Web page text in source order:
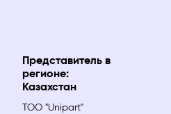
Представитель в
регионе:
Казахстан
ТОО "Unipart"